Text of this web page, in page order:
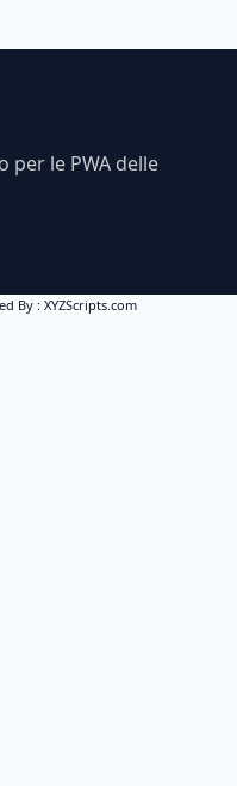
per le PWA delle
By : XYZScripts.com